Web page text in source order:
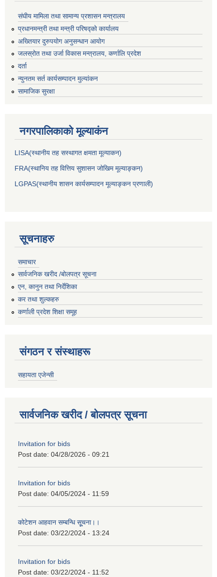
संघीय मामिला तथा सामान्य प्रशासन मन्त्रालय
प्रधानमन्त्री तथा मन्त्री परिषद्को कार्यालय
अख्तियार दुरुपयोग अनुसन्धान आयोग
जलस्रोत तथा उर्जा विकास मन्त्रालय, कर्णालि प्रदेश
दर्ता
न्युनतम सर्त कार्यसम्पादन मुल्यांकन
सामाजिक सुरक्षा
नगरपालिकाकाे मूल्याकंन
LISA(स्थानीय तह सस्थागत क्षमता मूल्याक‌न)
FRA(स्थानिय तह वित्तिय सुशासन जोखिम मूल्याङ्कन)
LGPAS(स्थानीय शासन कार्यसम्पादन मूल्याङ्कन प्रणाली)
सूचनाहरु
समाचार
सार्वजनिक खरीद /बोलपत्र सूचना
एन, कानुन तथा निर्देशिका
कर तथा शुल्कहरु
कर्णाली प्रदेश शिक्षा समूह
संगठन र संस्थाहरू
सहायता एजेन्सी
सार्वजनिक खरीद / बोलपत्र सूचना
Invitation for bids
Post date: 04/28/2026 - 09:21
Invitation for bids
Post date: 04/05/2024 - 11:59
कोटेशन आहवान सम्बन्धि सूूचना।।
Post date: 03/22/2024 - 13:24
Invitation for bids
Post date: 03/22/2024 - 11:52